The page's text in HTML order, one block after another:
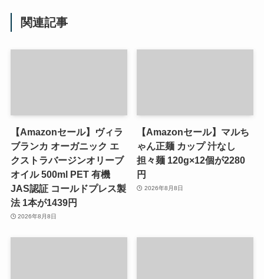
関連記事
【Amazonセール】ヴィラ
ブランカ オーガニック エ
クストラバージンオリーブ
オイル 500ml PET 有機
JAS認証 コールドプレス製
法 1本が1439円
2026年8月8日
【Amazonセール】マルち
ゃん正麺 カップ 汁なし
担々麺 120g×12個が2280
円
2026年8月8日